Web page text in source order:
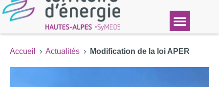
Accueil › Actualités › Modification de la loi APER